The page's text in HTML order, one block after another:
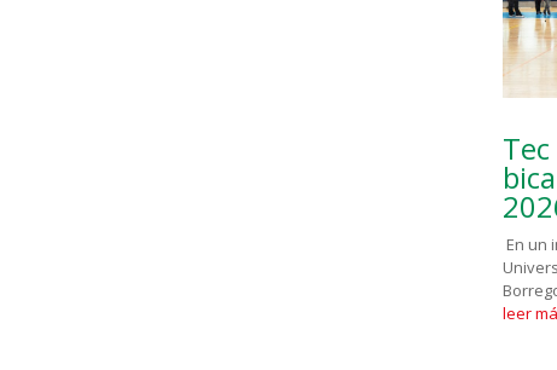
En un
leer